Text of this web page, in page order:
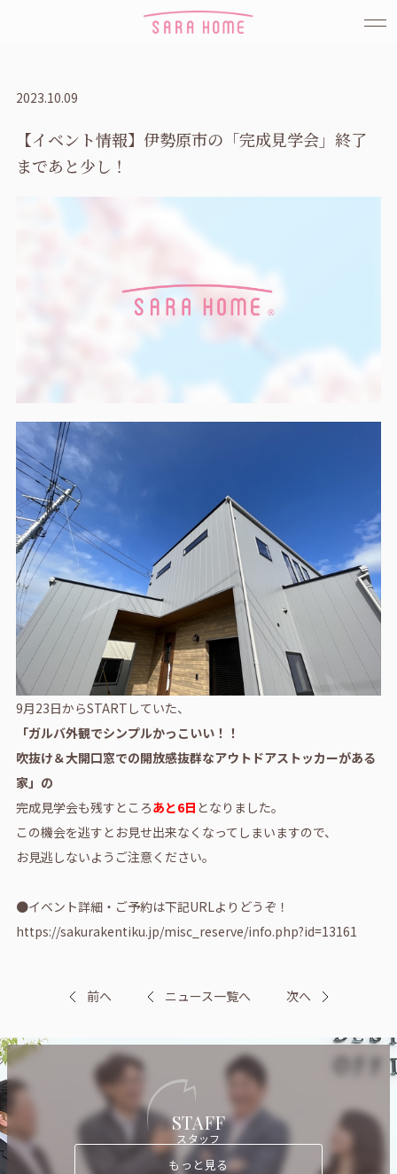
2023.10.09
【イベント情報】伊勢原市の「完成見学会」終了
まであと少し！
9月23日からSTARTしていた、
「ガルバ外観でシンプルかっこいい！！
吹抜け＆大開口窓での開放感抜群なアウトドアストッカーがある
家」の
完成見学会も残すところあと6日 となりました。
この機会を逃すとお見せ出来なくなってしまいますので、
お見逃しないようご注意ください。
●イベント詳細・ご予約は下記URLよりどうぞ！
https://sakurakentiku.jp/misc_reserve/info.php?id=13161
前へ ニュース一覧へ 次へ
STAFF
スタッフ
もっと見る